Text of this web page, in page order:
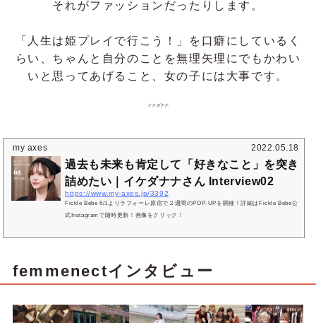
それがファッションだったりします。
「人生は姫プレイで行こう！」を口癖にしているく
らい、ちゃんと自分のことを無理矢理にでもかわい
いと思ってあげること、女の子には大事です。
イケダナナ
my axes 2022.05.18
過去も未来も肯定して「好きなこと」を突き
詰めたい｜イケダナナさん Interview02
https://www.my-axes.jp/3392
Fickle Bebe 6/1よりラフォーレ原宿で２週間のPOP-UPを開催！詳細はFickle Bebe公
式Instagramで随時更新！画像をクリック！
femmenectインタビュー